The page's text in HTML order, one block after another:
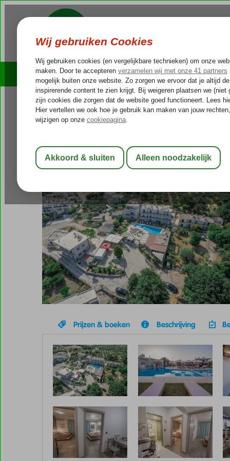
Cruises Outlet Deals
Home
Griekenland Kos Kos-Stad Psalidi
Alex 2 Appartementen
Logies-Appartement
Prijzen & boeken Beschrijving